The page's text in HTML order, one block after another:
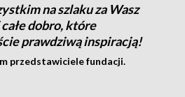
na szlaku za Wasz
dobro, które
prawdziwą inspiracją!
przedstawiciele fundacji.